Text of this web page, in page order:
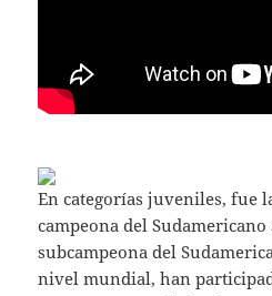
En categorías juveniles, fue
campeona del Sudamericano
subcampeona del
nivel mundial, han